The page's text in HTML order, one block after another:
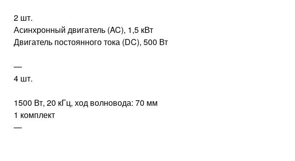
2 шт.
Асинхронный двигатель (AC), 1,5 кВт
Двигатель постоянного тока (DC), 500 Вт
—
4 шт.
1500 Вт, 20 кГц, ход волновода: 70 мм
1 комплект
—